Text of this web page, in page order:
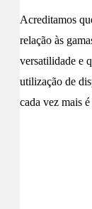
Acreditamos
relação às
versatilidade e
utilização de
cada vez mais